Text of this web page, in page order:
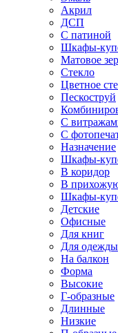
Акрил
ДСП
С патиной
Шкафы-
Матовое
Стекло
Цветное
Пескоструй
С
С
Назначение
Шкафы-
В коридор
В
Шкафы-
Детские
Офисные
Для книг
Для одежды
На балкон
Форма
Высокие
Г-образные
Длинные
Низкие